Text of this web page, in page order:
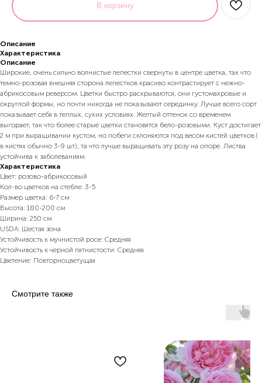
В корзину
Описание
Характеристика
Описание
Широкие, очень сильно волнистые лепестки свернуты в центре цветка, так что
темно-розовая внешняя сторона лепестков красиво контрастирует с нежно-
абрикосовым реверсом. Цветки быстро раскрываются, они густомахровые и
округлой формы, но почти никогда не показывают серединку. Лучше всего сорт
показывает себя в теплых, сухих условиях. Желтый оттенок со временем
выгорает, так что более старые цветки становятся бело-розовыми. Куст достигает
2 м при выращивании кустом, но побеги склоняются под весом кистей цветков (
в кистях обычно 3-9 шт), та что лучше выращивать эту розу на опоре. Листва
устойчива к заболеваниям.
Характеристика
Цвет: розово-абрикосовый
Кол-во цветков на стебле: 3-5
Размер цветка: 6-7 см
Высота: 180-200 см
Ширина: 250 см
USDA: Шестая зона
Устойчивость к мучнистой росе: Средняя
Устойчивость к черной пятнистости: Средняя
Цветение: Повторноцветущая
Смотрите также